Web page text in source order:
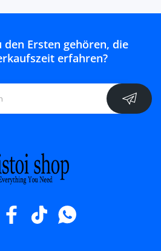
den Ersten gehören, die
erfahren?
FacebookTikTokWhatsApp